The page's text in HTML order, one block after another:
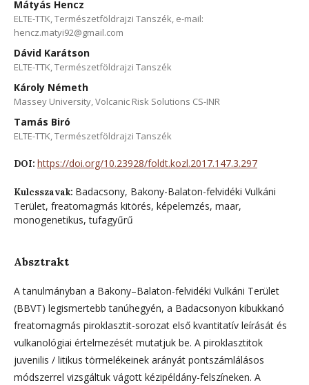
Mátyás Hencz
ELTE-TTK, Természetföldrajzi Tanszék, e-mail:
hencz.matyi92@gmail.com
Dávid Karátson
ELTE-TTK, Természetföldrajzi Tanszék
Károly Németh
Massey University, Volcanic Risk Solutions CS-INR
Tamás Biró
ELTE-TTK, Természetföldrajzi Tanszék
DOI: https://doi.org/10.23928/foldt.kozl.2017.147.3.297
Kulcsszavak: Badacsony, Bakony-Balaton-felvidéki Vulkáni
Terület, freatomagmás kitörés, képelemzés, maar,
monogenetikus, tufagyűrű
Absztrakt
A tanulmányban a Bakony–Balaton-felvidéki Vulkáni Terület
(BBVT) legismertebb tanúhegyén, a Badacsonyon kibukkanó
freatomagmás piroklasztit-sorozat első kvantitatív leírását és
vulkanológiai értelmezését mutatjuk be. A piroklasztitok
juvenilis / litikus törmelékeinek arányát pontszámlálásos
módszerrel vizsgáltuk vágott kézipéldány-felszíneken. A